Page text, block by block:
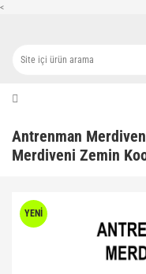
<
Antrenman
Merdiveni Zemin
YENİ